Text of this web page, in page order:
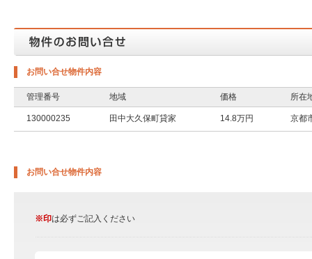
お問い合せ物件内容
管理番号 地域 価格 所在
130000235 田中大久保町貸家 14.8万円 京都
お問い合せ物件内容
※印は必ずご記入ください